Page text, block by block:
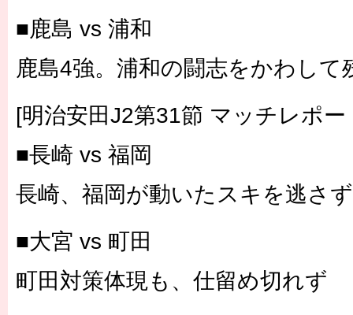
■鹿島 vs 浦和
鹿島4強。浦和の闘志をかわして
[明治安田J2第31節 マッチレポー
■長崎 vs 福岡
長崎、福岡が動いたスキを逃さず
■大宮 vs 町田
町田対策体現も、仕留め切れず